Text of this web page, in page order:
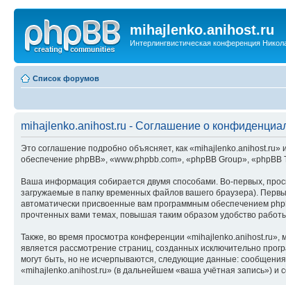
mihajlenko.anihost.ru
Интерлингвистическая конференция
Список форумов
mihajlenko.anihost.ru - Соглашение о
Это соглашение подробно объясняет, как
обеспечение phpBB», «www.phpbb.com», «phpBB Group»,
Ваша информация собирается двумя способами. Во-первых,
загружаемые в папку временных файлов вашего браузера).
автоматически присвоенные вам программным обеспечением
прочтенных вами темах, повышая таким образом удобство
Также, во время просмотра конференции «mihajlenko.anihost.ru»,
является рассмотрение страниц, созданных исключительно
могут быть, но не исчерпываются, следующие данные:
«mihajlenko.anihost.ru» (в дальнейшем «ваша учётная запись»)